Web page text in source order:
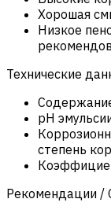
Хорошая
Низкое
Технические
pH
степень
Рекомендации /